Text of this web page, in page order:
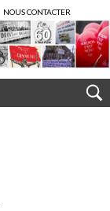
NOUS CONTACTER